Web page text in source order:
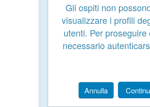
Gli ospiti non
visualizzare i profili
utenti. Per proseguire
necessario
Annulla